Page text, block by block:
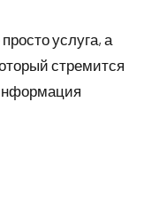
услуга, а
стремится